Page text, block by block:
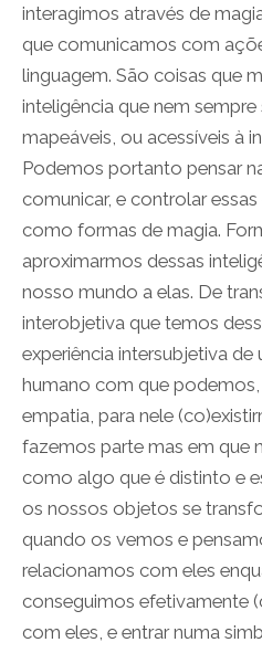
interagimos através de
que comunicamos com
linguagem. São coisas que
inteligência que nem sempre
mapeáveis, ou acessíveis à
Podemos portanto pensar
comunicar, e controlar
como formas de magia.
aproximarmos dessas
nosso mundo a elas. De
interobjetiva que temos
experiência intersubjetiva
humano com que
empatia, para nele
fazemos parte mas em que
como algo que é distinto e
os nossos objetos se
quando os vemos e
relacionamos com eles
conseguimos efetivamente
com eles, e entrar numa